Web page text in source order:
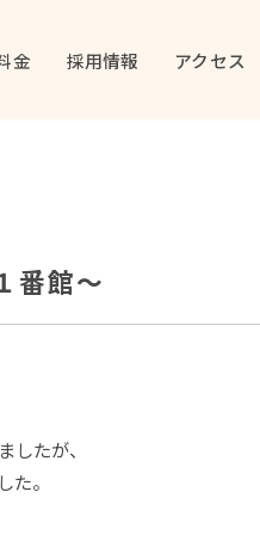
金 採用情報 アクセス
番館～
たが、
。